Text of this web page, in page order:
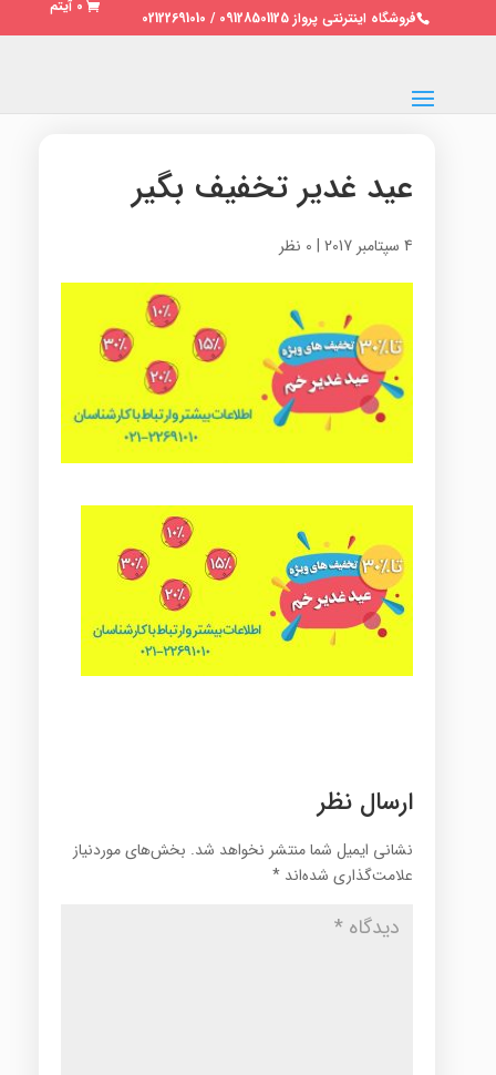
فروشگاه اینترنتی پرواز 09128501125 / 02122691010
0 آیتم
عید غدیر تخفیف بگیر
4 سپتامبر 2017 | 0 نظر
ارسال نظر
نشانی ایمیل شما منتشر نخواهد شد. بخش‌های موردنیاز
علامت‌گذاری شده‌اند *